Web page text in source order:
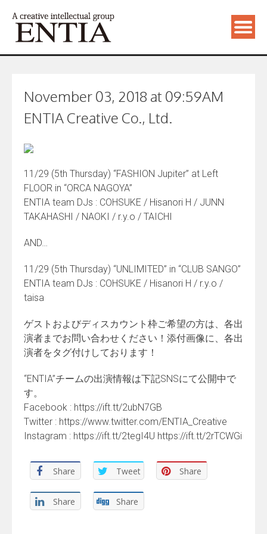
November 03, 2018 at 09:59AM
ENTIA Creative Co., Ltd.
11/29 (5th Thursday) “FASHION Jupiter” at Left
FLOOR in “ORCA NAGOYA”
ENTIA team DJs : COHSUKE / Hisanori H / JUNN
TAKAHASHI / NAOKI / r.y.o / TAICHI
AND…
11/29 (5th Thursday) “UNLIMITED” in “CLUB SANGO”
ENTIA team DJs : COHSUKE / Hisanori H / r.y.o /
taisa
ゲストおよびディスカウント枠ご希望の方は、各出
演者までお問い合わせください！添付画像に、各出
演者をタグ付けしております！
“ENTIA”チームの出演情報は下記SNSにて公開中で
す。
Facebook : https://ift.tt/2ubN7GB
Twitter : https://www.twitter.com/ENTIA_Creative
Instagram : https://ift.tt/2tegI4U https://ift.tt/2rTCWGi
Share Tweet Share
Share Share